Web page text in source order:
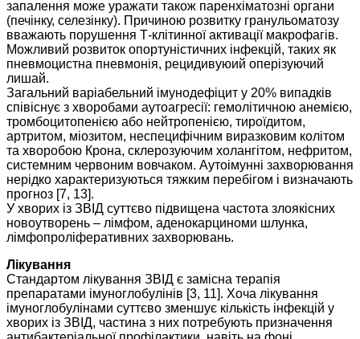
запалення може уражати також паренхіматозні органи
(печінку, селезінку). Причиною розвитку гранульоматозу
вважають порушення Т-клітинної активації макрофагів.
Можливий розвиток опортуністичних інфекцій, таких як
пневмоцистна пневмонія, рецидивуюий оперізуючий
лишай.
Загальний варіабельний імунодефіцит у 20% випадків
співіснує з хворобами аутоагресії: гемолітичною анемією,
тромбоцитопенією або нейтропенією, тироїдитом,
артритом, міозитом, неспецифічним виразковим колітом
та хворобою Крона, склерозуючим холангітом, нефритом,
системним червоним вовчаком. Аутоімунні захворювання
нерідко характеризуються тяжким перебігом і визначають
прогноз [7, 13].
У хворих із ЗВІД суттєво підвищена частота злоякісних
новоутворень – лімфом, аденокарциноми шлунка,
лімфопроліферативних захворювань.
Лікування
Стандартом лікування ЗВІД є замісна терапія
препаратами імуноглобулінів [3, 11]. Хоча лікування
імуноглобулінами суттєво зменшує кількість інфекцій у
хворих із ЗВІД, частина з них потребують призначення